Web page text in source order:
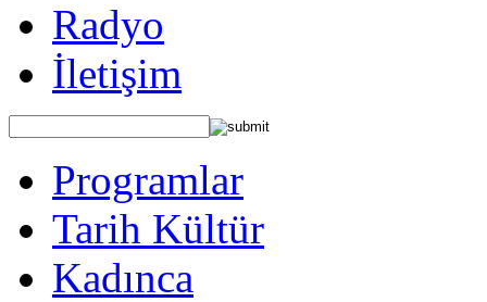
Radyo
İletişim
Programlar
Tarih Kültür
Kadınca